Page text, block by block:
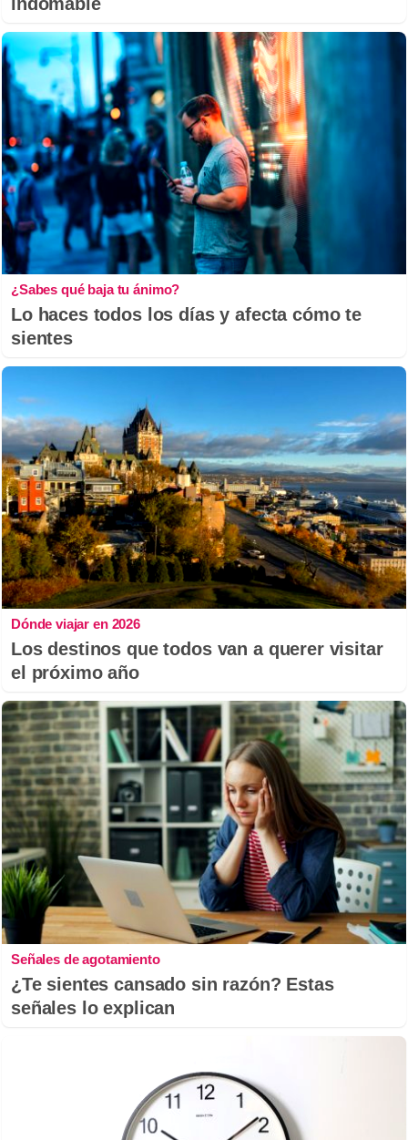
¿Sabes qué baja tu ánimo?
Lo haces todos los días y afecta cómo te
sientes
Dónde viajar en 2026
Los destinos que todos van a querer visitar
el próximo año
Señales de agotamiento
¿Te sientes cansado sin razón? Estas
señales lo explican